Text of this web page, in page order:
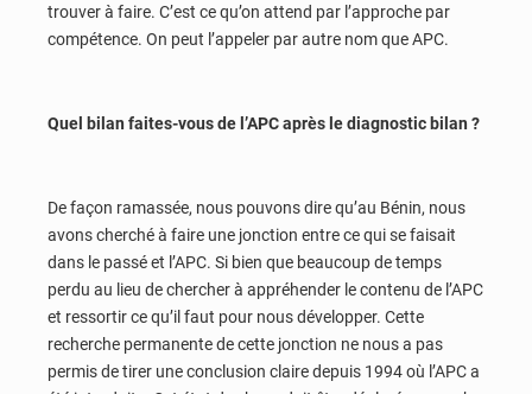
trouver à faire. C’est ce qu’on attend par l’approche par
compétence. On peut l’appeler par autre nom que APC.
Quel bilan faites-vous de l’APC après le diagnostic bilan ?
De façon ramassée, nous pouvons dire qu’au Bénin, nous
avons cherché à faire une jonction entre ce qui se faisait
dans le passé et l’APC. Si bien que beaucoup de temps
perdu au lieu de chercher à appréhender le contenu de l’APC
et ressortir ce qu’il faut pour nous développer. Cette
recherche permanente de cette jonction ne nous a pas
permis de tirer une conclusion claire depuis 1994 où l’APC a